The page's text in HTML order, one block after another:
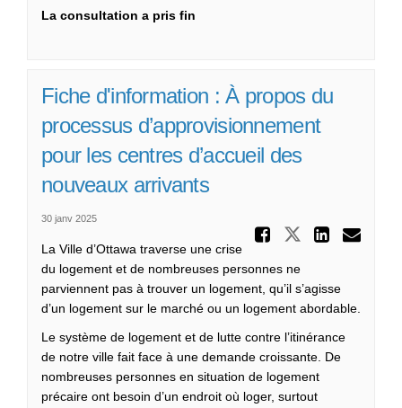
La consultation a pris fin
Fiche d'information : À propos du
processus d’approvisionnement
pour les centres d’accueil des
nouveaux arrivants
30 janv 2025
Partager
La Ville d’Ottawa traverse une crise
du logement et de nombreuses personnes ne
parviennent pas à trouver un logement, qu’il s’agisse
d’un logement sur le marché ou un logement abordable.
Le système de logement et de lutte contre l’itinérance
de notre ville fait face à une demande croissante. De
nombreuses personnes en situation de logement
précaire ont besoin d’un endroit où loger, surtout